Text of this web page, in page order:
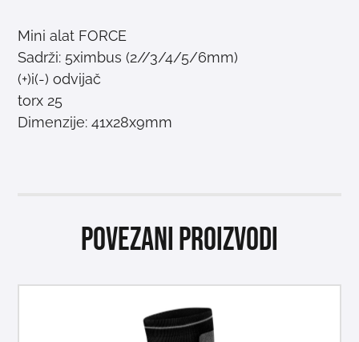
Mini alat FORCE
Sadrži: 5ximbus (2//3/4/5/6mm)
(+)i(-) odvijač
torx 25
Dimenzije: 41x28x9mm
Povezani proizvodi